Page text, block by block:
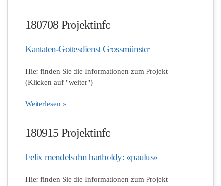
180708 Projektinfo
Kantaten-Gottesdienst Grossmünster
Hier finden Sie die Informationen zum Projekt
(Klicken auf "weiter")
Weiterlesen »
180915 Projektinfo
Felix mendelsohn bartholdy: «paulus»
Hier finden Sie die Informationen zum Projekt